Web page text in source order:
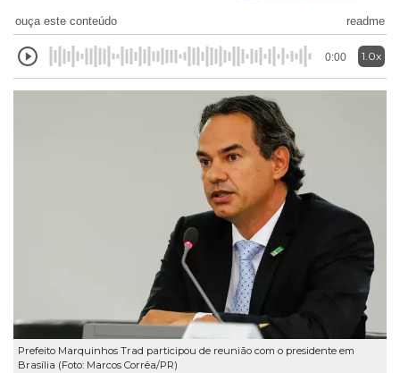
ouça este conteúdo readme
0:00 1.0x
Prefeito Marquinhos Trad participou de reunião com o presidente em
Brasília (Foto: Marcos Corrêa/PR)